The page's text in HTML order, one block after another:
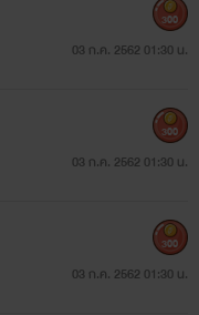
03 ก.ค. 2562 01:30 น.
300
03 ก.ค. 2562 01:30 น.
300
03 ก.ค. 2562 01:30 น.
300